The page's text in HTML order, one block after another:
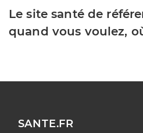
Le site santé de
quand vous voulez,
SANTE.FR